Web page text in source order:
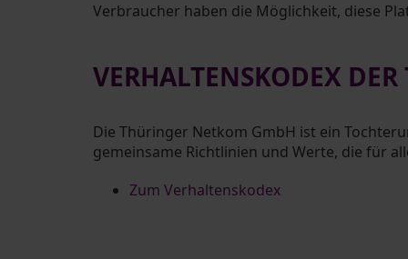
Verbraucher haben die Möglichkeit, diese
VERHALTENSKODEX
Die Thüringer Netkom GmbH ist ein
gemeinsame Richtlinien und Werte, die für
Zum Verhaltenskodex